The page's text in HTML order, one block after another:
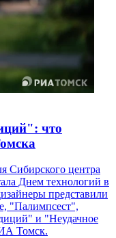
что
Сибирского центра
Днем технологий в
представили
"Палимпсест",
и "Неудачное
Томск.